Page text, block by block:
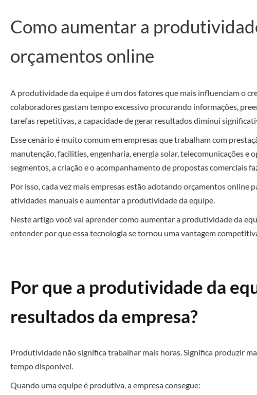
Como aumentar a
orçamentos online
A produtividade da equipe é um dos fatores que mais influenciam o
colaboradores gastam tempo excessivo procurando informações,
tarefas repetitivas, a capacidade de gerar resultados diminui
Esse cenário é muito comum em empresas que trabalham com
manutenção, facilities, engenharia, energia solar, telecomunicações e
segmentos, a criação e o acompanhamento de propostas comerciais
Por isso, cada vez mais empresas estão adotando orçamentos online
atividades manuais e aumentar a produtividade da equipe.
Neste artigo você vai aprender como aumentar a produtividade da
entender por que essa tecnologia se tornou uma vantagem
Por que a produtividade da
resultados da empresa?
Produtividade não significa trabalhar mais horas. Significa produzir
tempo disponível.
Quando uma equipe é produtiva, a empresa consegue: